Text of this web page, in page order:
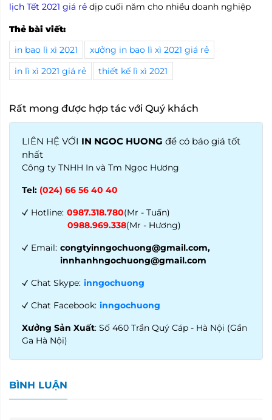
lịch Tết 2021 giá rẻ dịp cuối năm cho nhiều doanh nghiệp
Thẻ bài viết:
in bao lì xì 2021
xưởng in bao lì xì 2021 giá rẻ
in lì xì 2021 giá rẻ
thiết kế lì xì 2021
Rất mong được hợp tác với Quý khách
LIÊN HỆ VỚI IN NGOC HUONG để có báo giá tốt
nhất
Công ty TNHH In và Tm Ngọc Hương
Tel: (024) 66 56 40 40
Hotline: 0987.318.780(Mr - Tuấn)
0988.969.338(Mr - Hương)
Email: congtyinngochuong@gmail.com,
innhanhngochuong@gmail.com
Chat Skype: inngochuong
Chat Facebook: inngochuong
Xưởng Sản Xuất: Số 460 Trần Quý Cáp - Hà Nội (Gần
Ga Hà Nội)
BÌNH LUẬN